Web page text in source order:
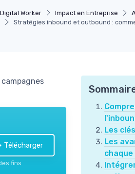
Digital Worker Impact en Entreprise
Stratégies inbound et outbound :
Télécharger
fins
Les
Les